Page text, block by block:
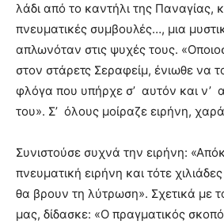
λάδι από το καντήλι της Παναγίας,
πνευματικές συμβουλές…, μια
απλωνόταν στις ψυχές τους.
στον στάρετς Σεραφείμ, ένιωθε να
φλόγα που υπήρχε σ’ αυτόν και ν’
του». Σ’ όλους μοίραζε ειρήνη,
Συνιστούσε συχνά την ειρήνη:
πνευματική ειρήνη και τότε
θα βρουν τη λύτρωση». Σχετικά με
μας, δίδασκε: «Ο πραγματικός